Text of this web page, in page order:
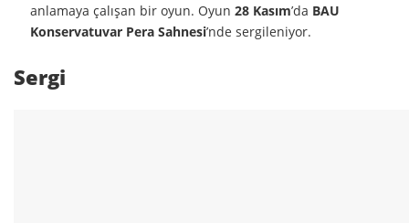
anlamaya çalışan bir oyun. Oyun28 Kasım’da BAU
Konservatuvar Pera Sahnesi’nde sergileniyor.
Sergi